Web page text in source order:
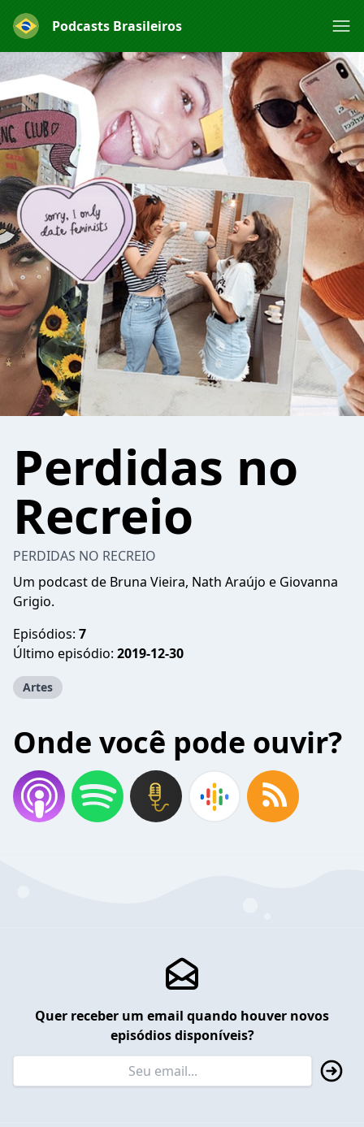
Podcasts Brasileiros
Perdidas no
Recreio
PERDIDAS NO RECREIO
Um podcast de Bruna Vieira, Nath Araújo e Giovanna
Grigio.
Episódios: 7
Último episódio: 2019-12-30
Artes
Onde você pode ouvir?
Quer receber um email quando houver novos
episódios disponíveis?